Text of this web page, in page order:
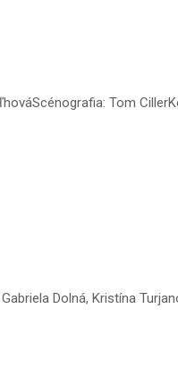
Tom
Dolná, Kristína